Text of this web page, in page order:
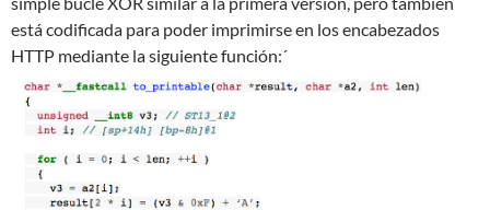
está codificada para poder imprimirse en los encabezados
HTTP mediante la siguiente función:´